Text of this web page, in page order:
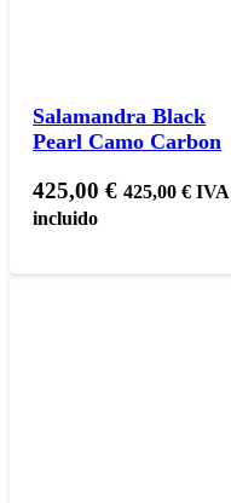
Salamandra Black
Pearl Camo Carbon
425,00€ 425,00€ IVA
incluido